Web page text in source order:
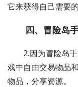
它来获得自己需要的
四、冒险岛
2.因为冒险岛
戏中自由交易物品
物品，分享资源。